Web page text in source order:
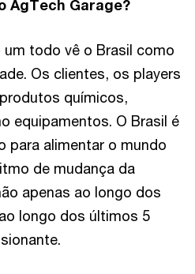
AgTech Garage?
todo vê o Brasil como
Os clientes, os players
químicos,
equipamentos. O Brasil é
para alimentar o mundo
de mudança da
apenas ao longo dos
longo dos últimos 5